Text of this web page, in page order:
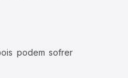
podem sofrer